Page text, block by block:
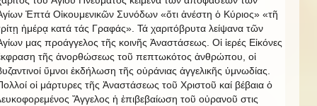
Ἐπτά Οἰκουμενικῶν Συνόδων «ὅτι ἀνέστη ὁ Κύριος» «τῆ
ἡμέρᾳ κατά τάς Γραφάς». Τά χαριτόβρυτα λείψανα τῶν
μας προάγγελος τῆς κοινῆς Ἀναστάσεως. Οἱ ἱερές Εἰκόνες
τῆς ἀνορθώσεως τοῦ πεπτωκότος ἀνθρώπου, οἱ
ὕμνοι ἐκδήλωση τῆς οὐράνιας ἀγγελικῆς ὑμνωδίας.
οἱ μάρτυρες τῆς Ἀναστάσεως τοῦ Χριστοῦ καί βέβαια ὁ
Ἄγγελος ἡ ἐπιβεβαίωση τοῦ οὐρανοῦ στις